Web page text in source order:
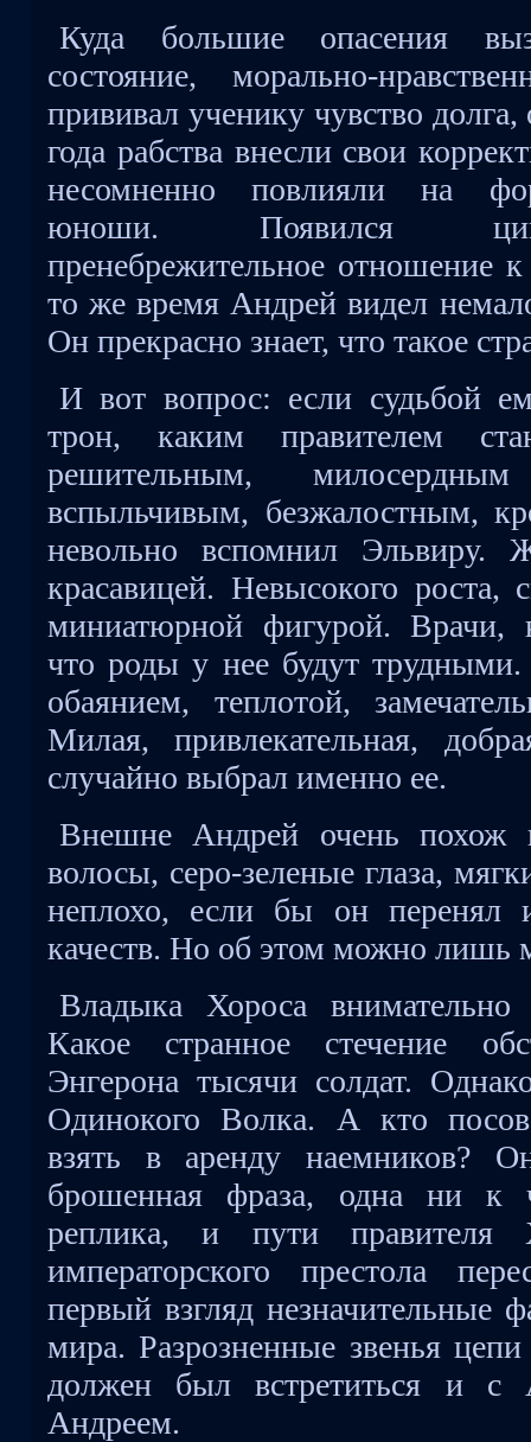
Куда большие опасения
состояние, морально-
прививал ученику чувство долга,
года рабства внесли свои
несомненно повлияли на
юноши. Появился
пренебрежительное отношение
то же время Андрей видел
Он прекрасно знает, что такое
И вот вопрос: если судьбой
трон, каким правителем
решительным,
вспыльчивым, безжалостным,
невольно вспомнил Эльвиру.
красавицей. Невысокого роста,
миниатюрной фигурой. Врачи,
что роды у нее будут трудными.
обаянием, теплотой,
Милая, привлекательная,
случайно выбрал именно ее.
Внешне Андрей очень
волосы, серо-зеленые глаза,
неплохо, если бы он перенял
качеств. Но об этом можно лишь
Владыка Хороса
Какое странное стечение
Энгерона тысячи солдат.
Одинокого Волка. А кто
взять в аренду наемников?
брошенная фраза, одна ни к
реплика, и пути правителя
императорского престола
первый взгляд незначительные
мира. Разрозненные звенья
должен был встретиться и
Андреем.